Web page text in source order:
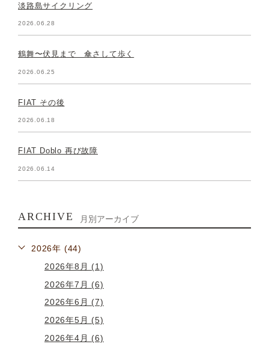
淡路島サイクリング
2026.06.28
鶴舞〜伏見まで 傘さして歩く
2026.06.25
FIAT その後
2026.06.18
FIAT Doblo 再び故障
2026.06.14
ARCHIVE 月別アーカイブ
2026年 (44)
2026年8月 (1)
2026年7月 (6)
2026年6月 (7)
2026年5月 (5)
2026年4月 (6)